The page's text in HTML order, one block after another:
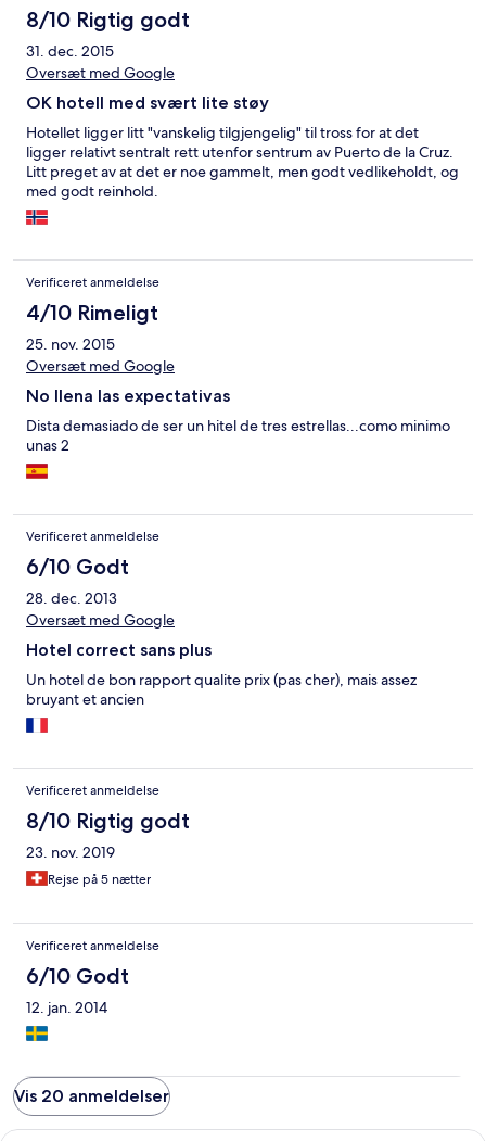
8/10 Rigtig godt
31. dec. 2015
Oversæt med Google
OK hotell med svært lite støy
Hotellet ligger litt "vanskelig tilgjengelig" til tross for at det
ligger relativt sentralt rett utenfor sentrum av Puerto de la Cruz.
Litt preget av at det er noe gammelt, men godt vedlikeholdt, og
med godt reinhold.
Verificeret anmeldelse
4/10 Rimeligt
25. nov. 2015
Oversæt med Google
No llena las expectativas
Dista demasiado de ser un hitel de tres estrellas...como minimo
unas 2
Verificeret anmeldelse
6/10 Godt
28. dec. 2013
Oversæt med Google
Hotel correct sans plus
Un hotel de bon rapport qualite prix (pas cher), mais assez
bruyant et ancien
Verificeret anmeldelse
8/10 Rigtig godt
23. nov. 2019
Rejse på 5 nætter
Verificeret anmeldelse
6/10 Godt
12. jan. 2014
Vis 20 anmeldelser